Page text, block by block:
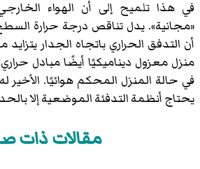
في هذا تلميح إلى أن الهواء
«مجانية». يدل تناقص درجة حرارة
أن التدفق الحراري باتجاه الجدار
منزل معزول ديناميكيًا أيضًا مبادل
في حالة المنزل المحكم هوائيًا. الأخير
يحتاج أنظمة التدفئة الموضعية إلا بالحد
مقالات ذات